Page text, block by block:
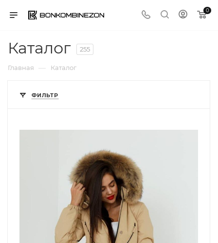
0
Каталог 255
Главная — Каталог
ФИЛЬТР